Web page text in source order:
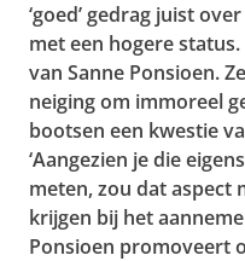
‘goed’ gedrag juist
met een hogere
van Sanne Ponsioen.
neiging om immoreel
bootsen een kwestie
‘Aangezien je die
meten, zou dat aspect
krijgen bij het
Ponsioen promoveert